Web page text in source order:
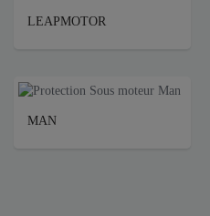
LEAPMOTOR
MAN